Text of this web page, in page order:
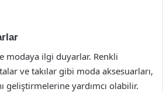
modaya ilgi duyarlar. Renkli
ve takılar gibi moda aksesuarları,
geliştirmelerine yardımcı olabilir.